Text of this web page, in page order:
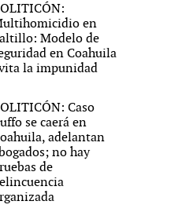
en
Modelo de
en Coahuila
la impunidad
Caso
se caerá en
adelantan
no hay
de